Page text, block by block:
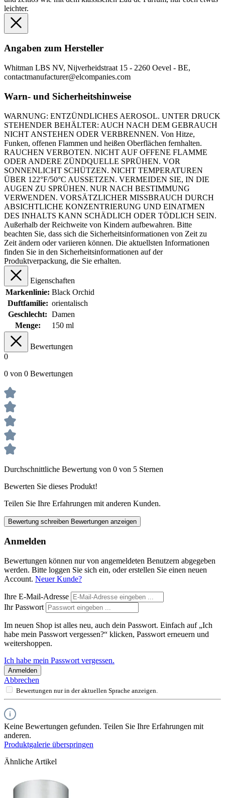
leichter.
Angaben zum Hersteller
Whitman LBS NV, Nijverheidstraat 15 - 2260 Oevel - BE,
contactmanufacturer@elcompanies.com
Warn- und Sicherheitshinweise
WARNUNG: ENTZÜNDLICHES AEROSOL. UNTER DRUCK
STEHENDER BEHÄLTER: AUCH NACH DEM GEBRAUCH
NICHT ANSTEHEN ODER VERBRENNEN. Von Hitze,
Funken, offenen Flammen und heißen Oberflächen fernhalten.
RAUCHEN VERBOTEN. NICHT AUF OFFENE FLAMME
ODER ANDERE ZÜNDQUELLE SPRÜHEN. VOR
SONNENLICHT SCHÜTZEN. NICHT TEMPERATUREN
ÜBER 122°F/50°C AUSSETZEN. VERMEIDEN SIE, IN DIE
AUGEN ZU SPRÜHEN. NUR NACH BESTIMMUNG
VERWENDEN. VORSÄTZLICHER MISSBRAUCH DURCH
ABSICHTLICHE KONZENTRIERUNG UND EINATMEN
DES INHALTS KANN SCHÄDLICH ODER TÖDLICH SEIN.
Außerhalb der Reichweite von Kindern aufbewahren. Bitte
beachten Sie, dass sich die Sicherheitsinformationen von Zeit zu
Zeit ändern oder variieren können. Die aktuellsten Informationen
finden Sie in den Sicherheitsinformationen auf der
Produktverpackung, die Sie erhalten.
Eigenschaften
Markenlinie: Black Orchid
Duftfamilie: orientalisch
Geschlecht: Damen
Menge:
150 ml
Bewertungen
0
0 von 0 Bewertungen
Durchschnittliche Bewertung von 0 von 5 Sternen
Bewerten Sie dieses Produkt!
Teilen Sie Ihre Erfahrungen mit anderen Kunden.
Bewertung schreiben Bewertungen anzeigen
Anmelden
Bewertungen können nur von angemeldeten Benutzern abgegeben
werden. Bitte loggen Sie sich ein, oder erstellen Sie einen neuen
Account. Neuer Kunde?
Ihre E-Mail-Adresse
Ihr Passwort
Im neuen Shop ist alles neu, auch dein Passwort. Einfach auf „Ich
habe mein Passwort vergessen?“ klicken, Passwort erneuern und
weitershoppen.
Ich habe mein Passwort vergessen.
Anmelden
Abbrechen
Bewertungen nur in der aktuellen Sprache anzeigen.
Keine Bewertungen gefunden. Teilen Sie Ihre Erfahrungen mit
anderen.
Produktgalerie überspringen
Ähnliche Artikel